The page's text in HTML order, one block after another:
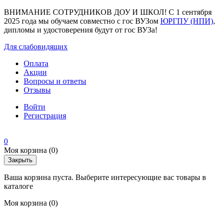
ВНИМАНИЕ СОТРУДНИКОВ ДОУ И ШКОЛ! С 1 сентября
2025 года мы обучаем совместно с гос ВУЗом ЮРГПУ (НПИ),
дипломы и удостоверения будут от гос ВУЗа!
Для слабовидящих
Оплата
Акции
Вопросы и ответы
Отзывы
Войти
Регистрация
0
Моя корзина (0)
Закрыть
Ваша корзина пуста. Выберите интересующие вас товары в
каталоге
Моя корзина (0)